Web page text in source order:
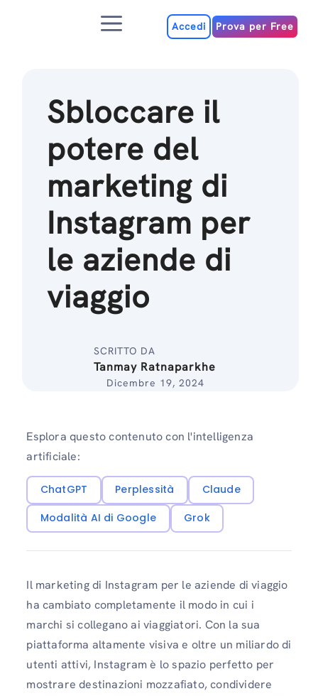
MenuAccedi Prova per Free
Sbloccare il
potere del
marketing di
Instagram per
le aziende di
viaggio
SCRITTO DA
Tanmay Ratnaparkhe
Dicembre 19, 2024
Esplora questo contenuto con l'intelligenza
artificiale:
ChatGPT Perplessità
Claude
Modalità AI di Google
Grok
Il marketing di Instagram per le aziende di viaggio
ha cambiato completamente il modo in cui i
marchi si collegano ai viaggiatori. Con la sua
piattaforma altamente visiva e oltre un miliardo di
utenti attivi, Instagram è lo spazio perfetto per
mostrare destinazioni mozzafiato, condividere